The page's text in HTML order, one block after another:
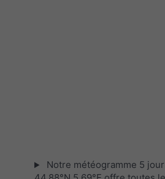
Notre météogramme 5